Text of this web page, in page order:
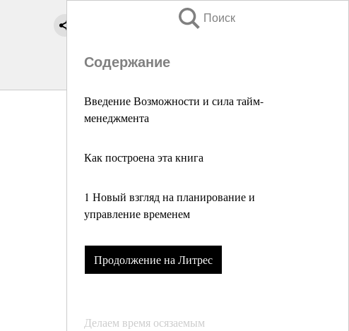
Поиск
Содержание
Введение Возможности и сила тайм-
менеджмента
Как построена эта книга
1 Новый взгляд на планирование и
управление временем
Продолжение на Литрес
Делаем время осязаемым